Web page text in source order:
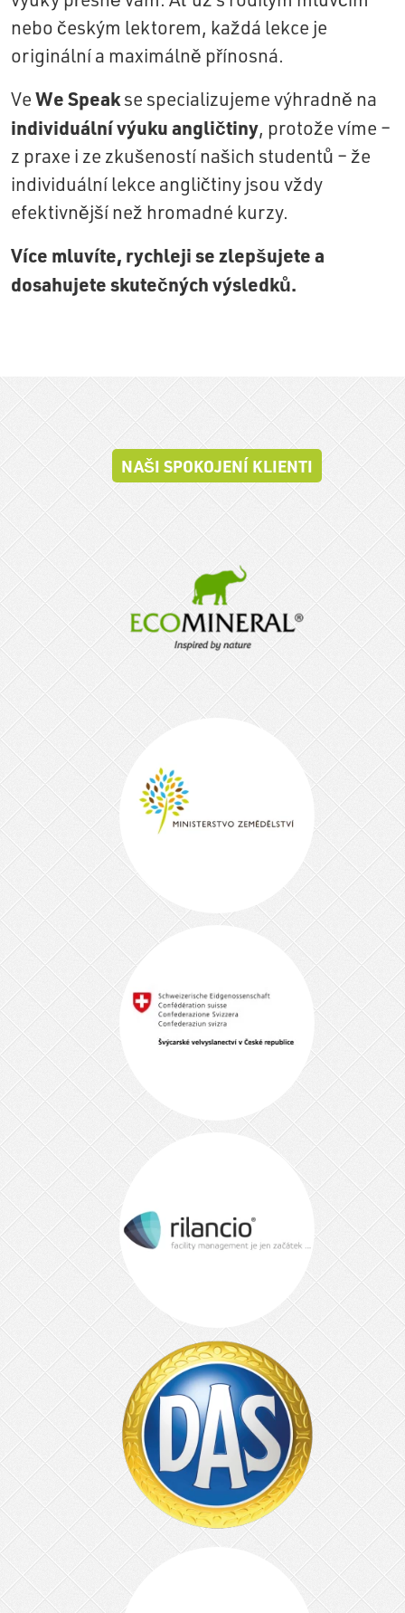
nebo českým lektorem, každá lekce je
originální a maximálně přínosná.
VeWe Speakse specializujeme výhradně na
individuální výuku angličtiny, protože víme –
z praxe i ze zkušeností našich studentů – že
individuální lekce angličtiny jsou vždy
efektivnější než hromadné kurzy.
Více mluvíte, rychleji se zlepšujete a
dosahujete skutečných výsledků.
NAŠI SPOKOJENÍ KLIENTI